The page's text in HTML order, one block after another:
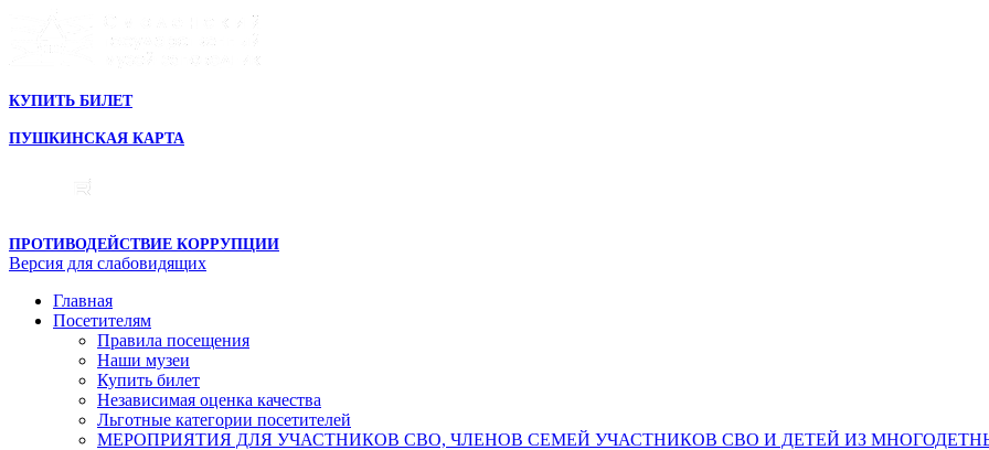
КУПИТЬ БИЛЕТ
ПУШКИНСКАЯ КАРТА
ПРОТИВОДЕЙСТВИЕ КОРРУПЦИИ
Версия для слабовидящих
Главная
Посетителям
Правила посещения
Наши музеи
Купить билет
Независимая оценка качества
Льготные категории посетителей
МЕРОПРИЯТИЯ ДЛЯ УЧАСТНИКОВ СВО, ЧЛЕНОВ СЕМЕЙ УЧАСТНИКОВ СВО И ДЕТЕЙ ИЗ